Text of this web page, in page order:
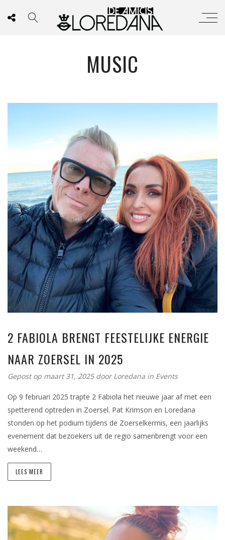
MUSIC
2 FABIOLA BRENGT FEESTELIJKE ENERGIE
NAAR ZOERSEL IN 2025
Gepost op maart 31, 2025 door Loredana in Events
Op 9 februari 2025 trapte 2 Fabiola het nieuwe jaar af met een
spetterend optreden in Zoersel. Pat Krimson en Loredana
stonden op het podium tijdens de Zoerselkermis, een jaarlijks
evenement dat bezoekers uit de regio samenbrengt voor een
weekend…
LEES MEER